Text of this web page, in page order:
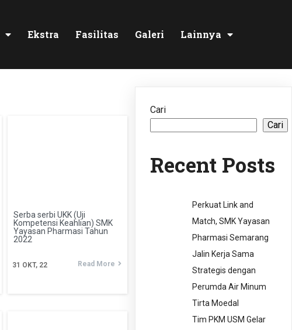
Ekstra Fasilitas Galeri Lainnya
Serba serbi UKK (Uji
Kompetensi Keahlian) SMK
Yayasan Pharmasi Tahun
2022
31 OKT, 22 Read More
Cari
Cari
Recent Posts
Perkuat Link and
Match, SMK Yayasan
Pharmasi Semarang
Jalin Kerja Sama
Strategis dengan
Perumda Air Minum
Tirta Moedal
Tim PKM USM Gelar